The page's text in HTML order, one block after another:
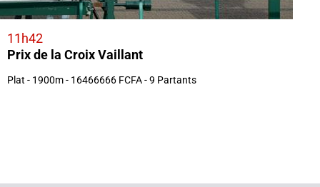
11h42
Prix de la Croix Vaillant
Plat - 1900m - 16466666 FCFA - 9 Partants